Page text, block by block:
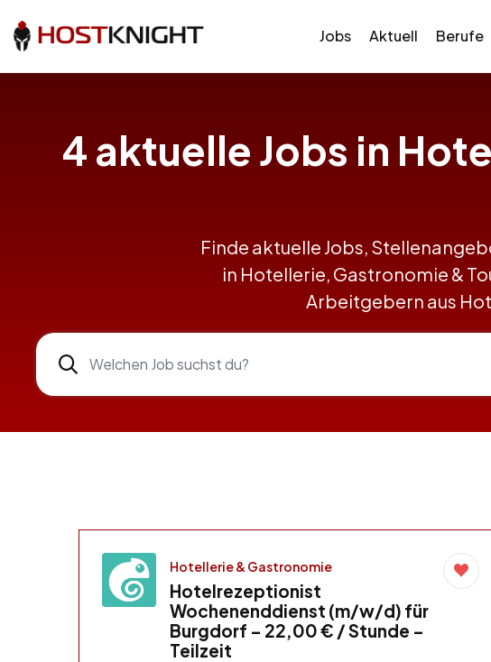
Jobs Aktuell Berufe
4 aktuelle Jobs in
Finde aktuelle Jobs,
in Hotellerie, Gastronomie &
Arbeitgebern aus
Hotellerie & Gastronomie
Hotelrezeptionist
Wochenenddienst (m/w/d) für
Burgdorf – 22,00 € / Stunde –
Teilzeit